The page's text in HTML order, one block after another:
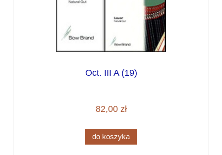
Oct. III A (19)
82,00 zł
do koszyka